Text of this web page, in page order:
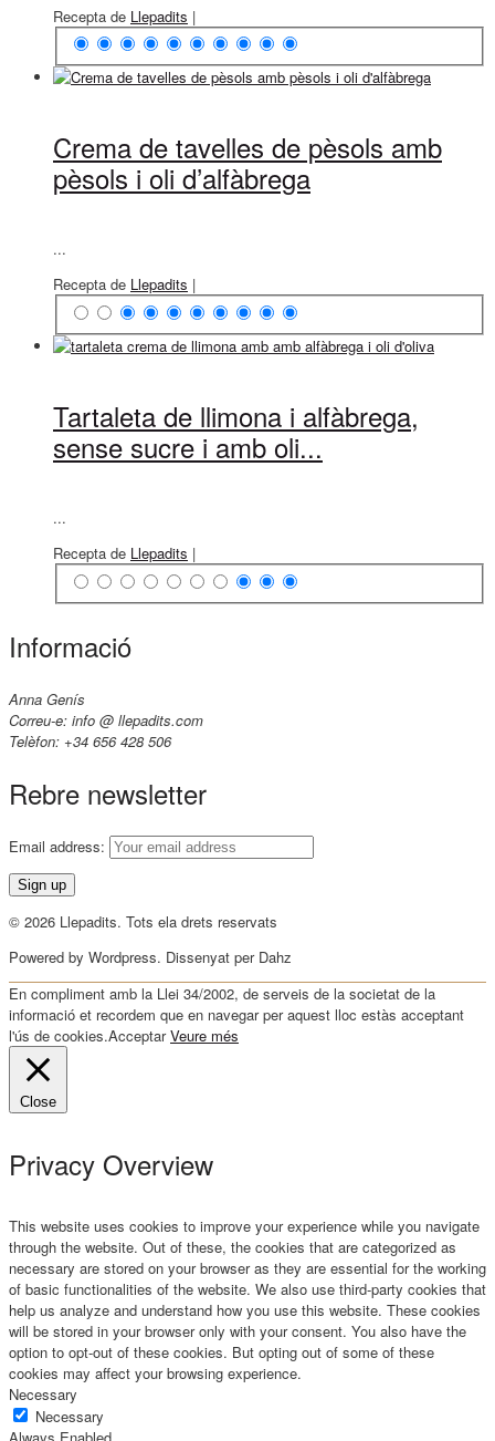
Recepta de Llepadits |
Crema de tavelles de pèsols amb
pèsols i oli d’alfàbrega
...
Recepta de Llepadits |
Tartaleta de llimona i alfàbrega,
sense sucre i amb oli...
...
Recepta de Llepadits |
Informació
Anna Genís
Correu-e: info @ llepadits.com
Telèfon: +34 656 428 506
Rebre newsletter
Email address:
© 2026 Llepadits. Tots ela drets reservats
Powered by Wordpress. Dissenyat per Dahz
En compliment amb la Llei 34/2002, de serveis de la societat de la
informació et recordem que en navegar per aquest lloc estàs acceptant
l'ús de cookies.Acceptar Veure més
Close
Privacy Overview
This website uses cookies to improve your experience while you navigate
through the website. Out of these, the cookies that are categorized as
necessary are stored on your browser as they are essential for the working
of basic functionalities of the website. We also use third-party cookies that
help us analyze and understand how you use this website. These cookies
will be stored in your browser only with your consent. You also have the
option to opt-out of these cookies. But opting out of some of these
cookies may affect your browsing experience.
Necessary
Necessary